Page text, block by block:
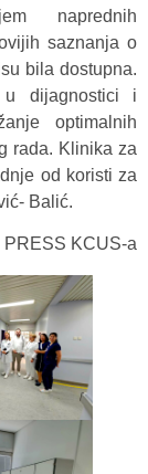
naprednih
saznanja o
bila dostupna.
u dijagnostici i
optimalnih
rada. Klinika za
od koristi za
Balić.
PRESS KCUS-a